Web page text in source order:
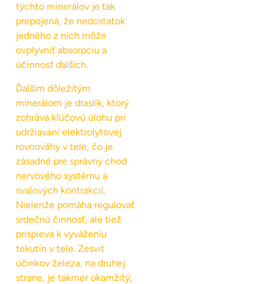
týchto minerálov je tak
prepojená, že nedostatok
jedného z nich môže
ovplyvniť absorpciu a
účinnosť ďalších.
Ďalším dôležitým
minerálom je draslík, ktorý
zohráva kľúčovú úlohu pri
udržiavaní elektrolytovej
rovnováhy v tele, čo je
zásadné pre správny chod
nervového systému a
svalových kontrakcií.
Nielenže pomáha regulovať
srdečnú činnosť, ale tiež
prispieva k vyváženiu
tekutín v tele. Zesvit
účinkov železa, na druhej
strane, je takmer okamžitý;